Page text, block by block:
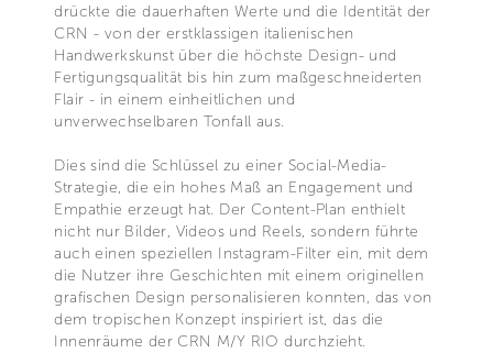
drückte die dauerhaften Werte und die Identität der
CRN - von der erstklassigen italienischen
Handwerkskunst über die höchste Design- und
Fertigungsqualität bis hin zum maßgeschneiderten
Flair - in einem einheitlichen und
unverwechselbaren Tonfall aus.
Dies sind die Schlüssel zu einer Social-Media-
Strategie, die ein hohes Maß an Engagement und
Empathie erzeugt hat. Der Content-Plan enthielt
nicht nur Bilder, Videos und Reels, sondern führte
auch einen speziellen Instagram-Filter ein, mit dem
die Nutzer ihre Geschichten mit einem originellen
grafischen Design personalisieren konnten, das von
dem tropischen Konzept inspiriert ist, das die
Innenräume der CRN M/Y RIO durchzieht.